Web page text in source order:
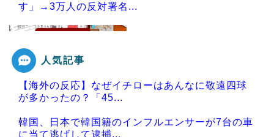
す」→3万人の反対署名...
Powered by livedoor 相互RSS
人気記事
【海外の反応】なぜイチローはあんなに敬遠四球
が多かったの？「45...
韓国、日本で韓国籍のインフルエンサーが7台の車
に当て逃げして逮捕...